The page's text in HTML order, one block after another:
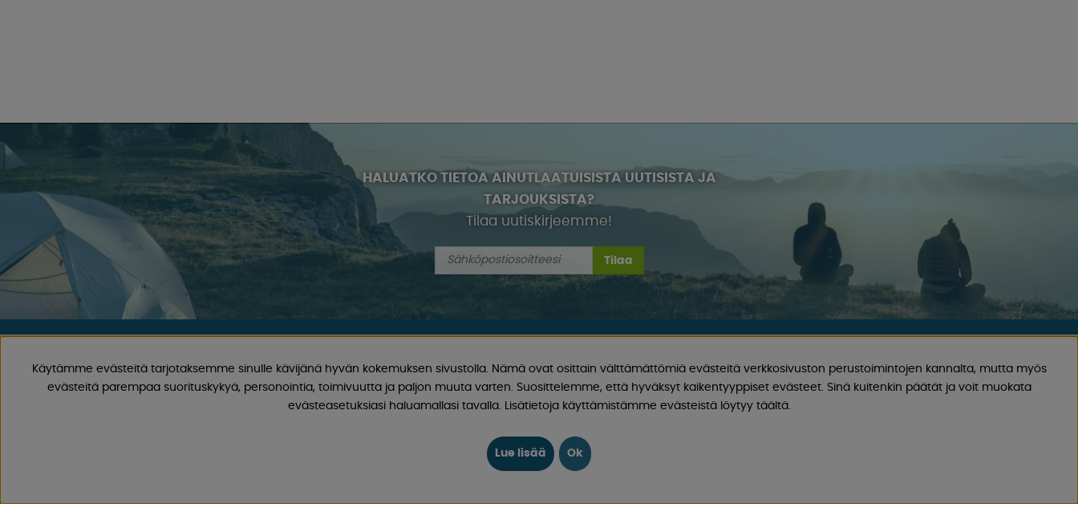
HALUATKO TIETOA AINUTLAATUISISTA UUTISISTA JA
TARJOUKSISTA?
Tilaa uutiskirjeemme!
Tilaa
INFO
EVÄSTEET
LAHJAKORTTI
YHTEYSTIEDOT
CAMPMARKET
Meillä on vuosien varrella kertynyt laaja kokemus matkailuvaunujen ja matkailuautojen
Tarjoamme laajan valikoiman erilaisia ​​tuotteita retkeilyyn ja vapaa-aikaan hyvillä hinnoilla
Käytämme evästeitä tarjotaksemme sinulle kävijänä hyvän kokemuksen sivustolla. Nämä ovat osittain välttämättömiä evästeitä verkkosivuston perustoimintojen kannalta, mutta myös
evästeitä parempaa suorituskykyä, personointia, toimivuutta ja paljon muuta varten. Suosittelemme, että hyväksyt kaikentyyppiset evästeet. Sinä kuitenkin päätät ja voit muokata
evästeasetuksiasi haluamallasi tavalla. Lisätietoja käyttämistämme evästeistä löytyy täältä.
Lue lisää Ok